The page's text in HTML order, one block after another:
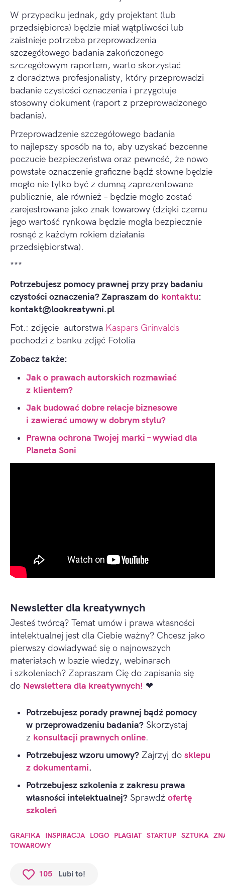
W przypadku jednak, gdy projektant (lub
przedsiębiorca) będzie miał wątpliwości lub
zaistnieje potrzeba przeprowadzenia
szczegółowego badania zakończonego
szczegółowym raportem, warto skorzystać
z doradztwa profesjonalisty, który przeprowadzi
badanie czystości oznaczenia i przygotuje
stosowny dokument (raport z przeprowadzonego
badania).
Przeprowadzenie szczegółowego badania
to najlepszy sposób na to, aby uzyskać bezcenne
poczucie bezpieczeństwa oraz pewność, że nowo
powstałe oznaczenie graficzne bądź słowne będzie
mogło nie tylko być z dumną zaprezentowane
publicznie, ale również – będzie mogło zostać
zarejestrowane jako znak towarowy (dzięki czemu
jego wartość rynkowa będzie mogła bezpiecznie
rosnąć z każdym rokiem działania
przedsiębiorstwa).
***
Potrzebujesz pomocy prawnej przy przy badaniu
czystości oznaczenia? Zapraszam do kontaktu:
kontakt@lookreatywni.pl
Fot.: zdjęcie autorstwa Kaspars Grinvalds
pochodzi z banku zdjęć Fotolia
Zobacz także:
Jak o prawach autorskich rozmawiać
z klientem?
Jak budować dobre relacje biznesowe
i zawierać umowy w dobrym stylu?
Prawna ochrona Twojej marki – wywiad dla
Planeta Soni
Newsletter dla kreatywnych
Jesteś twórcą? Temat umów i prawa własności
intelektualnej jest dla Ciebie ważny? Chcesz jako
pierwszy dowiadywać się o najnowszych
materiałach w bazie wiedzy, webinarach
i szkoleniach? Zapraszam Cię do zapisania się
do Newslettera dla kreatywnych! ❤
Potrzebujesz porady prawnej bądź pomocy
w przeprowadzeniu badania? Skorzystaj
z konsultacji prawnych online.
Potrzebujesz wzoru umowy? Zajrzyj do sklepu
z dokumentami.
Potrzebujesz szkolenia z zakresu prawa
własności intelektualnej? Sprawdź ofertę
szkoleń
GRAFIKA INSPIRACJA LOGO PLAGIAT STARTUP SZTUKA
TOWAROWY
105 Lubi to!